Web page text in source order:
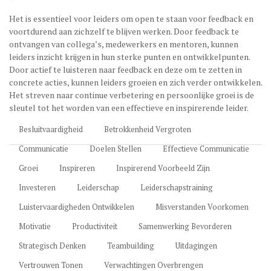
Het is essentieel voor leiders om open te staan voor feedback en
voortdurend aan zichzelf te blijven werken. Door feedback te
ontvangen van collega’s, medewerkers en mentoren, kunnen
leiders inzicht krijgen in hun sterke punten en ontwikkelpunten.
Door actief te luisteren naar feedback en deze om te zetten in
concrete acties, kunnen leiders groeien en zich verder ontwikkelen.
Het streven naar continue verbetering en persoonlijke groei is de
sleutel tot het worden van een effectieve en inspirerende leider.
Besluitvaardigheid
Betrokkenheid Vergroten
Communicatie
Doelen Stellen
Effectieve Communicatie
Groei
Inspireren
Inspirerend Voorbeeld Zijn
Investeren
Leiderschap
Leiderschapstraining
Luistervaardigheden Ontwikkelen
Misverstanden Voorkomen
Motivatie
Productiviteit
Samenwerking Bevorderen
Strategisch Denken
Teambuilding
Uitdagingen
Vertrouwen Tonen
Verwachtingen Overbrengen